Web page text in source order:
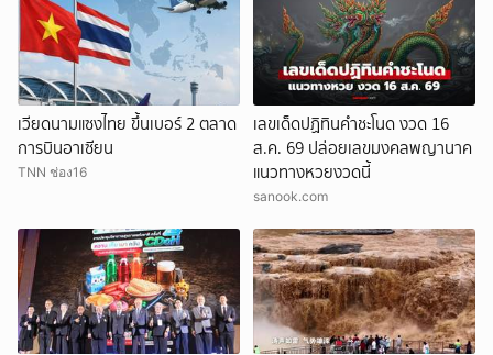
เวียดนามแซงไทย ขึ้นเบอร์ 2 ตลาด
การบินอาเซียน
TNN ช่อง16
เลขเด็ดปฏิทินคำชะโนด งวด 16
ส.ค. 69 ปล่อยเลขมงคลพญานาค
แนวทางหวยงวดนี้
sanook.com